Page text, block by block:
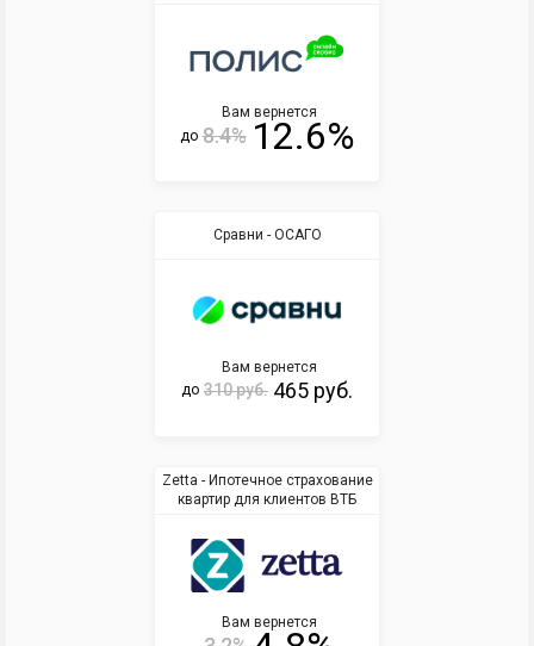
Вам вернется
до 8.4% 12.6%
Сравни - ОСАГО
Вам вернется
до 310 руб. 465 руб.
Zetta - Ипотечное страхование
квартир для клиентов ВТБ
Вам вернется